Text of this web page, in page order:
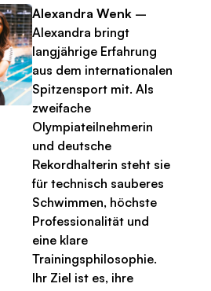
Alexandra Wenk –
Alexandra bringt
langjährige Erfahrung
aus dem internationalen
Spitzensport mit. Als
zweifache
Olympiateilnehmerin
und deutsche
Rekordhalterin steht sie
für technisch sauberes
Schwimmen, höchste
Professionalität und
eine klare
Trainingsphilosophie.
Ihr Ziel ist es, ihre